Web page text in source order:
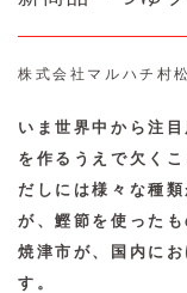
株式会社マルハチ村
いま世界中から注
を作るうえで欠く
だしには様々な種
が、鰹節を使った
焼津市が、国内に
す。